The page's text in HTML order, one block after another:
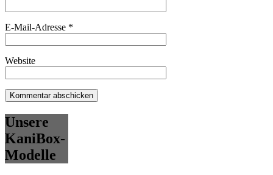
E-Mail-Adresse *
Website
Unsere
KaniBox-
Modelle